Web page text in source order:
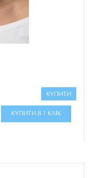
КУПИТИ
КУПИТИ В 1 КЛІК